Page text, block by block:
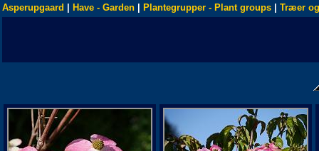
Asperupgaard Have - Garden Plantegrupper - Plant groups Træer